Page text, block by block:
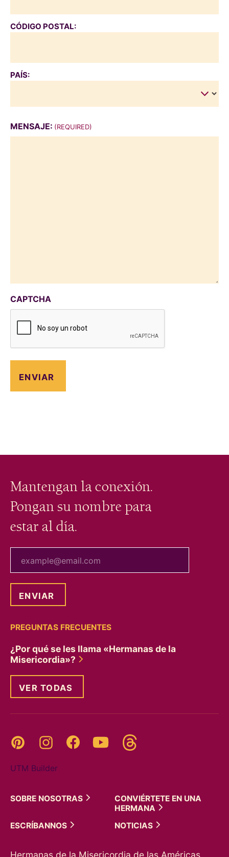
CÓDIGO POSTAL:
PAÍS:
MENSAJE: (REQUIRED)
CAPTCHA
Mantengan la conexión.
Pongan su nombre para
estar al día.
PREGUNTAS FRECUENTES
¿Por qué se les llama «Hermanas de la
Misericordia»?
VER TODAS
Pinterest InstagramFacebookYouTube
UTM Builder
SOBRE NOSOTRAS
CONVIÉRTETE EN UNA
HERMANA
ESCRÍBANNOS
NOTICIAS
Hermanas de la Misericordia de las Américas